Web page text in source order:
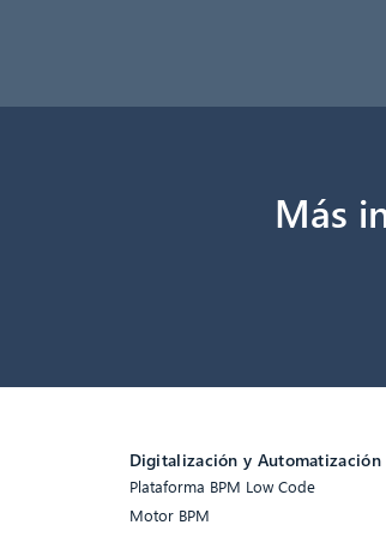
Más
Digitalización y Automatización
Plataforma BPM Low Code
Motor BPM